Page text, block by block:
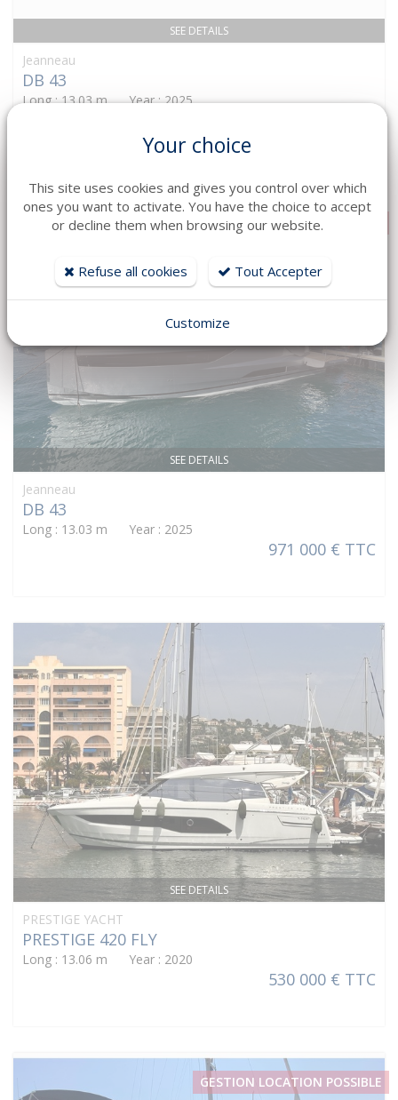
SEE DETAILS
Jeanneau
DB 43
Long : 13.03 m Year : 2025
SEE DETAILS
DISPONIBLE !
Jeanneau
DB 43
Long : 13.03 m Year : 2025
971 000 € TTC
SEE DETAILS
PRESTIGE YACHT
PRESTIGE 420 FLY
Long : 13.06 m Year : 2020
530 000 € TTC
GESTION LOCATION POSSIBLE
Your choice
This site uses cookies and gives you control over which
ones you want to activate. You have the choice to accept
or decline them when browsing our website.
Refuse all cookies Tout Accepter
Customize